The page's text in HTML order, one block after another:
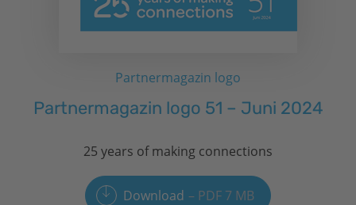
Partnermagazin logo
Partnermagazin logo 51 – Juni 2024
25 years of making connections
Download PDF 7 MB